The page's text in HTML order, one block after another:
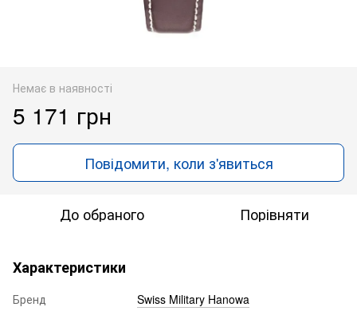
Немає в наявності
5 171 грн
Повідомити, коли з'явиться
До обраного Порівняти
Характеристики
Бренд
Swiss Military Hanowa